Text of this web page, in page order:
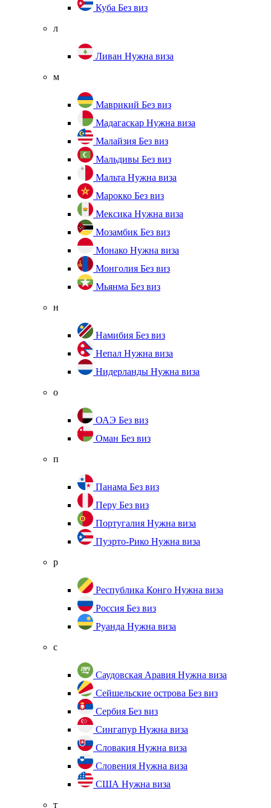
Куба Без виз
л
Ливан Нужна виза
м
Маврикий Без виз
Мадагаскар Нужна виза
Малайзия Без виз
Мальдивы Без виз
Мальта Нужна виза
Марокко Без виз
Мексика Нужна виза
Мозамбик Без виз
Монако Нужна виза
Монголия Без виз
Мьянма Без виз
н
Намибия Без виз
Непал Нужна виза
Нидерланды Нужна виза
о
ОАЭ Без виз
Оман Без виз
п
Панама Без виз
Перу Без виз
Португалия Нужна виза
Пуэрто-Рико Нужна виза
р
Республика Конго Нужна виза
Россия Без виз
Руанда Нужна виза
с
Саудовская Аравия Нужна виза
Сейшельские острова Без виз
Сербия Без виз
Сингапур Нужна виза
Словакия Нужна виза
Словения Нужна виза
США Нужна виза
т